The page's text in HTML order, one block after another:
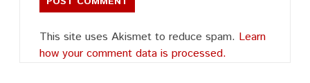
This site uses Akismet to reduce spam. Learn
how your comment data is processed.